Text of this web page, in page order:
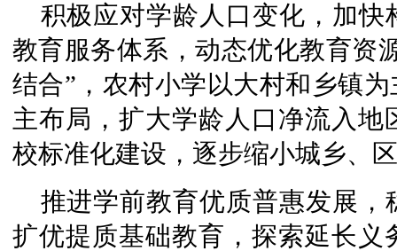
积极应对学龄人口变化，加
教育服务体系，动态优化教育资
结合”，农村小学以大村和乡镇
主布局，扩大学龄人口净流入
校标准化建设，逐步缩小城乡、
推进学前教育优质普惠发展
扩优提质基础教育，探索延长